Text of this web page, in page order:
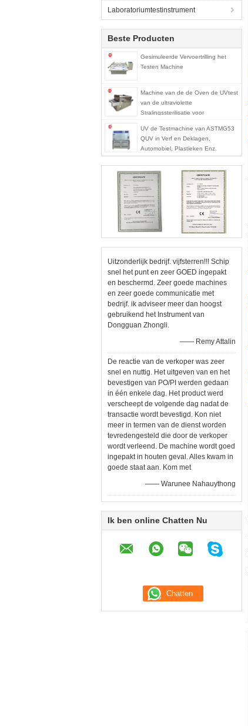
Laboratoriumtestinstrument
Beste Producten
Gesimuleerde Vervoertrilling het
Testen Machine
Machine van de de Oven de UVtest
van de ultraviolette
Stralingssterilisatie voor
UVsterilisatormachine
UV de Testmachine van ASTMG53
QUV in Verf en Deklagen,
Automobiel, Plastieken Enz.
Uitzonderlijk bedrijf. vijfsterren!!! Schip
snel het punt en zeer GOED ingepakt
en beschermd. Zeer goede machines
en zeer goede communicatie met
bedrijf. ik adviseer meer dan hoogst
gebruikend het Instrument van
Dongguan Zhongli.
—— Remy Attalin
De reactie van de verkoper was zeer
snel en nuttig. Het uitgeven van en het
bevestigen van PO/PI werden gedaan
in één enkele dag. Het product werd
verscheept de volgende dag nadat de
transactie wordt bevestigd. Kon niet
meer in termen van de dienst worden
tevredengesteld die door de verkoper
wordt verleend. De machine wordt goed
ingepakt in houten geval. Alles kwam in
goede staat aan. Kom met
—— Warunee Nahauythong
Ik ben online Chatten Nu